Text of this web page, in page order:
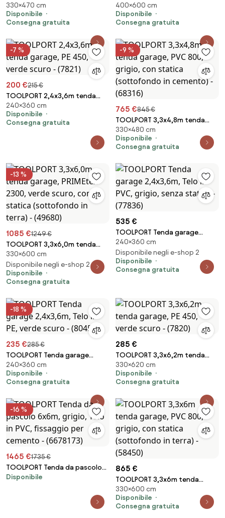
garage, PE 450, verde scuro -
(7819)
330×470 cm
Disponibile
Consegna gratuita
capannone, PVC 800, telaio
perimetrale, grigio - (8910)
400×600 cm
Disponibile
Consegna gratuita
-7 %
200 €215 €
TOOLPORT 2,4x3,6m tenda
garage, PE 450, verde scuro -
(7821)
240×360 cm
Disponibile
Consegna gratuita
-9 %
765 €845 €
TOOLPORT 3,3x4,8m tenda
garage, PVC 800, grigio, con
statica (sottofondo in
cemento) - (68316)
330×480 cm
Disponibile
Consegna gratuita
-13 %
1085 €1249 €
TOOLPORT 3,3x6,0m tenda
garage, PRIMEtex 2300, verde
scuro, con statica
(sottofondo in terra) - (49680)
330×600 cm
Disponibile negli e-shop 2
Disponibile
Consegna gratuita
535 €
TOOLPORT Tenda garage
2,4x3,6m, Telo in PVC, grigio,
senza statica - (77836)
240×360 cm
Disponibile negli e-shop 2
Disponibile
Consegna gratuita
-18 %
235 €285 €
TOOLPORT Tenda garage
2,4x3,6m, Telo in PE, verde
scuro - (8045)
240×360 cm
Disponibile
Consegna gratuita
285 €
TOOLPORT 3,3x6,2m tenda
garage, PE 450, verde scuro -
(7820)
330×620 cm
Disponibile
Consegna gratuita
-16 %
1465 €1735 €
TOOLPORT Tenda da pascolo
6x6m, grigio, Telo in PVC,
Disponibile
865 €
TOOLPORT 3,3x6m tenda
garage, PVC 800, grigio, con
statica (sottofondo in terra) -
(58450)
330×600 cm
Disponibile
Consegna gratuita